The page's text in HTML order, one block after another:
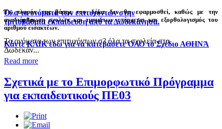
Όλα τα ονόματα των επιτυχόντων στην
τριτοβάθμια εκπαίδευση από τα Δωδεκάνησα.
Τα ονόματα των επιτυχόντων σ? όλα τα σχολεία στα
Δωδεκάν...
Το πλαφόν της βάσης του δέκα δεν θα εφαρμοσθεί, καθώς με την
αναδιάρθρωση σχολών και τμημάτων επέρχεται και εξορθολογισμός του
αριθμού εισακτέων.
Κάντε ΚΛΙΚ εδώ για να κατεβάσετε ΌΛΟ το Σχέδιο ΑΘΗΝΆ
Read more
Σχετικά με το Επιμορφωτικό Πρόγραμμα
για εκπαιδευτικούς ΠΕ03